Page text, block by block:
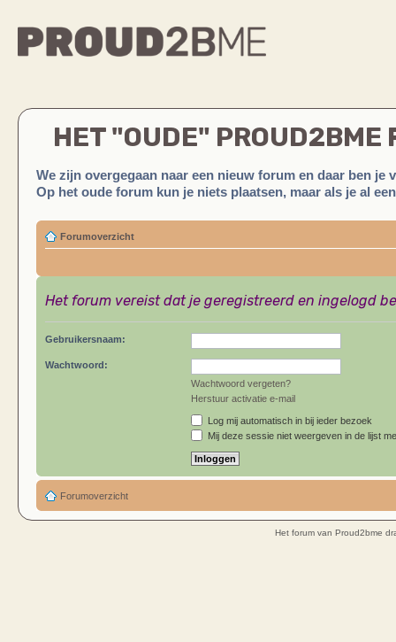
HET "OUDE" PROUD2BME
We zijn overgegaan naar een nieuw forum en daar ben je
Op het oude forum kun je niets plaatsen, maar als je al
Forumoverzicht
Het forum vereist dat je geregistreerd en ingelogd
Gebruikersnaam:
Wachtwoord:
Wachtwoord vergeten?
Herstuur activatie e-mail
Log mij automatisch in bij ieder bezoek
Mij deze sessie niet weergeven in de lijst
Forumoverzicht
Het forum van Proud2bme